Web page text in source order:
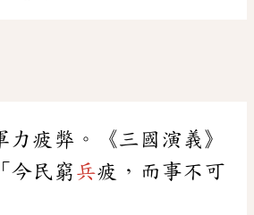
力疲弊。《三國演義》
今民窮 兵疲，而事不可